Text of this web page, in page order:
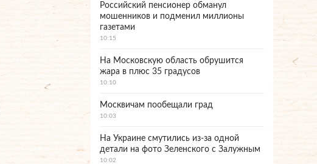
Российский пенсионер обманул
мошенников и подменил миллионы
газетами
10:15
На Московскую область обрушится
жара в плюс 35 градусов
10:10
Москвичам пообещали град
10:03
На Украине смутились из-за одной
детали на фото Зеленского с Залужным
10:02